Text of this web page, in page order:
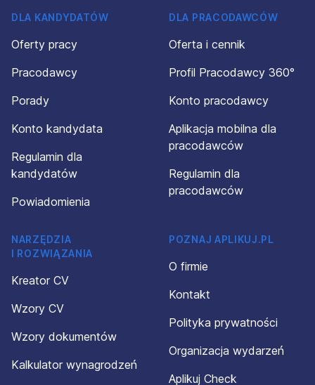
DLA KANDYDATÓW
Oferty pracy
Pracodawcy
Porady
Konto kandydata
Regulamin dla
kandydatów
Powiadomienia
DLA PRACODAWCÓW
Oferta i cennik
Profil Pracodawcy 360°
Konto pracodawcy
Aplikacja mobilna dla
pracodawców
Regulamin dla
pracodawców
NARZĘDZIA
I ROZWIĄZANIA
Kreator CV
Wzory CV
Wzory dokumentów
Kalkulator wynagrodzeń
POZNAJ APLIKUJ.PL
O firmie
Kontakt
Polityka prywatności
Organizacja wydarzeń
Aplikuj Check